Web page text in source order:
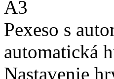
A3
Pexeso s
automatická
Nastavenie